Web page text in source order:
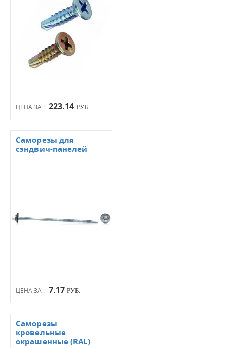
ЦЕНА ЗА : 223.14 РУБ.
ЦЕНА ЗА : 7.17 РУБ.
Саморезы для
сэндвич-панелей
Саморезы
кровельные
окрашенные (RAL)